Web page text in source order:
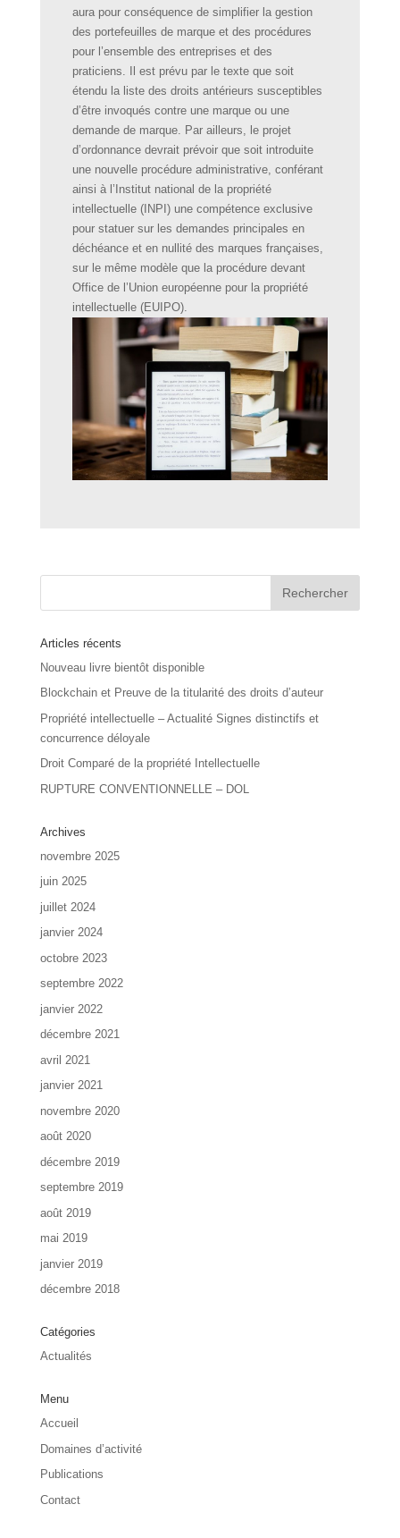
aura pour conséquence de simplifier la gestion
des portefeuilles de marque et des procédures
pour l’ensemble des entreprises et des
praticiens. Il est prévu par le texte que soit
étendu la liste des droits antérieurs susceptibles
d’être invoqués contre une marque ou une
demande de marque. Par ailleurs, le projet
d’ordonnance devrait prévoir que soit introduite
une nouvelle procédure administrative, conférant
ainsi à l’Institut national de la propriété
intellectuelle (INPI) une compétence exclusive
pour statuer sur les demandes principales en
déchéance et en nullité des marques françaises,
sur le même modèle que la procédure devant
Office de l’Union européenne pour la propriété
intellectuelle (EUIPO).
Articles récents
Nouveau livre bientôt disponible
Blockchain et Preuve de la titularité des droits d’auteur
Propriété intellectuelle – Actualité Signes distinctifs et
concurrence déloyale
Droit Comparé de la propriété Intellectuelle
RUPTURE CONVENTIONNELLE – DOL
Archives
novembre 2025
juin 2025
juillet 2024
janvier 2024
octobre 2023
septembre 2022
janvier 2022
décembre 2021
avril 2021
janvier 2021
novembre 2020
août 2020
décembre 2019
septembre 2019
août 2019
mai 2019
janvier 2019
décembre 2018
Catégories
Actualités
Menu
Accueil
Domaines d’activité
Publications
Contact